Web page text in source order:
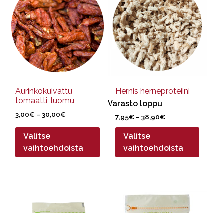
Aurinkokuivattu
tomaatti, luomu
3,00€ – 30,00€Hintaluokka:
30,00€
Valitse
vaihtoehdoista
on
useampi
muunnelma.
Voit
tehdä
valinnat
sivulla.
Hernis herneproteiini
Varasto loppu
7,95€ – 38,90€Hintaluokka:
7,95€
38,90€
Valitse
vaihtoehdoista
useampi
muunnelma.
Voit
tehdä
valinnat
sivulla.